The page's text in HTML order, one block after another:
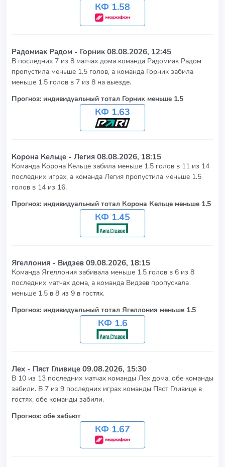
КФ 1.58
Радомиак Радом - Горник 08.08.2026, 12:45
В последних 7 из 8 матчах дома команда Радомиак Радом
пропустила меньше 1.5 голов, а команда Горник забила
меньше 1.5 голов в 7 из 8 на выезде.
Прогноз: индивидуальный тотал Горник меньше 1.5
КФ 1.63
Корона Кельце - Легия 08.08.2026, 18:15
Команда Корона Кельце забила меньше 1.5 голов в 11 из 14
последних играх, а команда Легия пропустила меньше 1.5
голов в 14 из 16.
Прогноз: индивидуальный тотал Корона Кельце меньше 1.5
КФ 1.45
Ягеллония - Видзев 09.08.2026, 18:15
Команда Ягеллония забивала меньше 1.5 голов в 6 из 8
последних матчах дома, а команда Видзев пропускала
меньше 1.5 в 8 из 9 в гостях.
Прогноз: индивидуальный тотал Ягеллония меньше 1.5
КФ 1.6
Лех - Пяст Гливице 09.08.2026, 15:30
В 10 из 13 последних матчах команды Лех дома, обе команды
забили. В 7 из 9 последних играх команды Пяст Гливице в
гостях, обе команды забили.
Прогноз: обе забьют
КФ 1.67